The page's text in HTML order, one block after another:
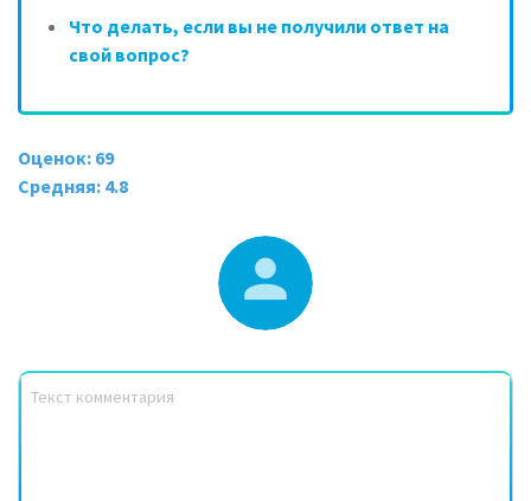
Что делать, если вы не получили ответ на
свой вопрос?
Оценок: 69
Средняя: 4.8